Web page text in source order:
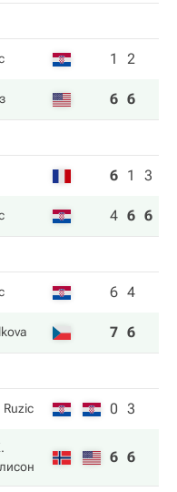
1 2
6 6
6 1 3
4 6 6
6 4
7 6
Ruzic 0 3
6 6